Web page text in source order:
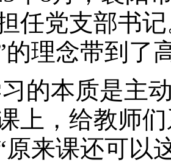
任党支部书
的理念带到了
的本质是主
上，给教师
原来课还可以